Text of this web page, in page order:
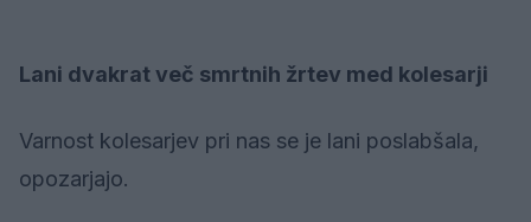
Lani dvakrat več smrtnih žrtev med kolesarji
Varnost kolesarjev pri nas se je lani poslabšala,
opozarjajo.